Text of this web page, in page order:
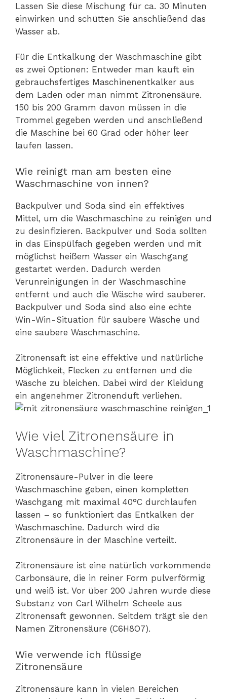
Lassen Sie diese Mischung für ca. 30 Minuten
einwirken und schütten Sie anschließend das
Wasser ab.
Für die Entkalkung der Waschmaschine gibt
es zwei Optionen: Entweder man kauft ein
gebrauchsfertiges Maschinenentkalker aus
dem Laden oder man nimmt Zitronensäure.
150 bis 200 Gramm davon müssen in die
Trommel gegeben werden und anschließend
die Maschine bei 60 Grad oder höher leer
laufen lassen.
Wie reinigt man am besten eine
Waschmaschine von innen?
Backpulver und Soda sind ein effektives
Mittel, um die Waschmaschine zu reinigen und
zu desinfizieren. Backpulver und Soda sollten
in das Einspülfach gegeben werden und mit
möglichst heißem Wasser ein Waschgang
gestartet werden. Dadurch werden
Verunreinigungen in der Waschmaschine
entfernt und auch die Wäsche wird sauberer.
Backpulver und Soda sind also eine echte
Win-Win-Situation für saubere Wäsche und
eine saubere Waschmaschine.
Zitronensaft ist eine effektive und natürliche
Möglichkeit, Flecken zu entfernen und die
Wäsche zu bleichen. Dabei wird der Kleidung
ein angenehmer Zitronenduft verliehen.
Wie viel Zitronensäure in
Waschmaschine?
Zitronensäure-Pulver in die leere
Waschmaschine geben, einen kompletten
Waschgang mit maximal 40°C durchlaufen
lassen – so funktioniert das Entkalken der
Waschmaschine. Dadurch wird die
Zitronensäure in der Maschine verteilt.
Zitronensäure ist eine natürlich vorkommende
Carbonsäure, die in reiner Form pulverförmig
und weiß ist. Vor über 200 Jahren wurde diese
Substanz von Carl Wilhelm Scheele aus
Zitronensaft gewonnen. Seitdem trägt sie den
Namen Zitronensäure (C6H8O7).
Wie verwende ich flüssige
Zitronensäure
Zitronensäure kann in vielen Bereichen